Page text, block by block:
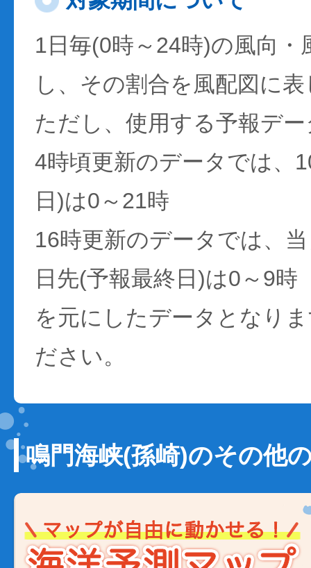
1日毎(0時～24時)の風向・
し、その割合を風配図に
ただし、使用する予報デ
4時頃更新のデータでは、
日)は0～21時
16時更新のデータでは、
日先(予報最終日)は0～9時
を元にしたデータとなり
ださい。
鳴門海峡(孫崎)のその他